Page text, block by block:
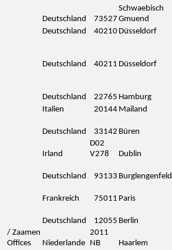
Deutschland 73527
Schwaebisch
Gmuend
Deutschland 40210 Düsseldorf
Deutschland 40211 Düsseldorf
Deutschland 22765 Hamburg
Italien 20144 Mailand
Deutschland 33142 Büren
Irland
D02
V278
Dublin
Deutschland 93133 Burglengenfeld
Frankreich 75011 Paris
Deutschland 12055 Berlin
/ Zaamen
Offices
Niederlande
2011
NB
Haarlem